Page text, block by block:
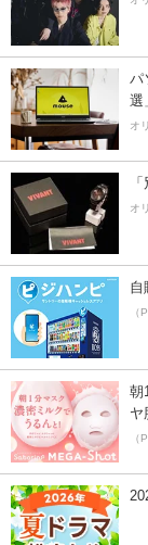
パ
選
オ
オ
自
（
朝
ヤ
（